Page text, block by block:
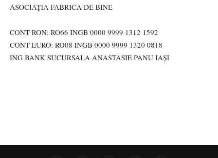
ASOCIAȚIA FABRICA DE BINE
CONT RON: RO66 INGB 0000 9999 1312 1592
CONT EURO: RO08 INGB 0000 9999 1320 0818
ING BANK SUCURSALA ANASTASIE PANU IAȘI